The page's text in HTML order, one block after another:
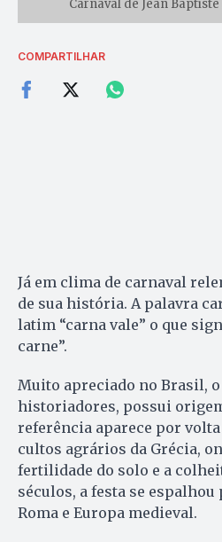
Carnaval de Jean Baptiste
COMPARTILHAR
Já em clima de carnaval
de sua história. A palavra
latim “carna vale” o que
carne”.
Muito apreciado no Brasil,
historiadores, possui
referência aparece por volta
cultos agrários da Grécia,
fertilidade do solo e a
séculos, a festa se espalhou
Roma e Europa medieval.